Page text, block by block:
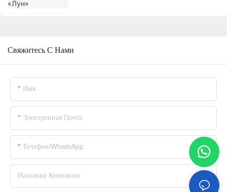
Свяжитесь С Нами
Имя
Электронная Почта
Телефон/WhatsApp
Название Компании